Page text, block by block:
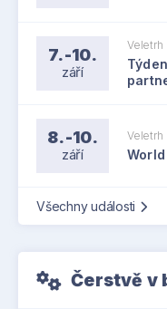
7.-10.
září
Veletrh
8.-10.
září
Veletrh
Všechny události
Čerstvě v